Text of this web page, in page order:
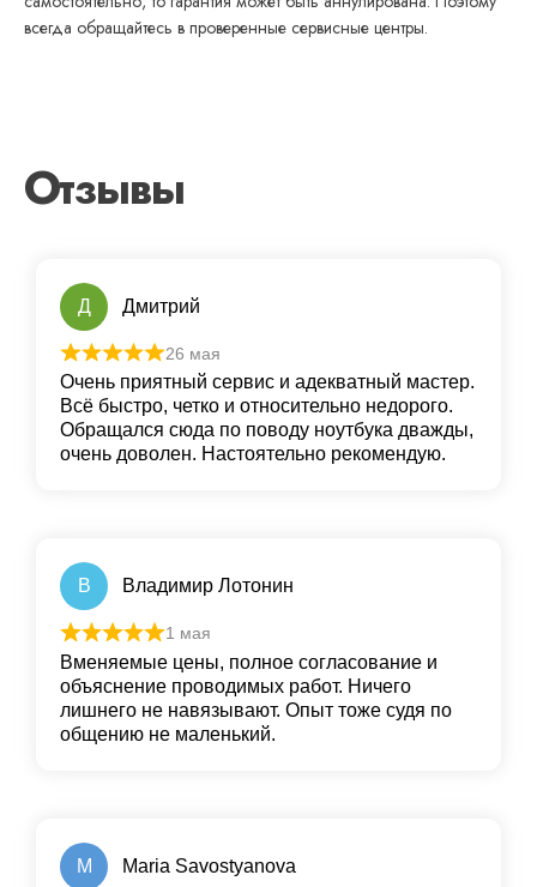
всегда обращайтесь в проверенные сервисные центры.
Отзывы
Д Дмитрий
26 мая
Очень приятный сервис и адекватный мастер.
Всё быстро, четко и относительно недорого.
Обращался сюда по поводу ноутбука дважды,
очень доволен. Настоятельно рекомендую.
В Владимир Лотонин
1 мая
Вменяемые цены, полное согласование и
объяснение проводимых работ. Ничего
лишнего не навязывают. Опыт тоже судя по
общению не маленький.
M Maria Savostyanova